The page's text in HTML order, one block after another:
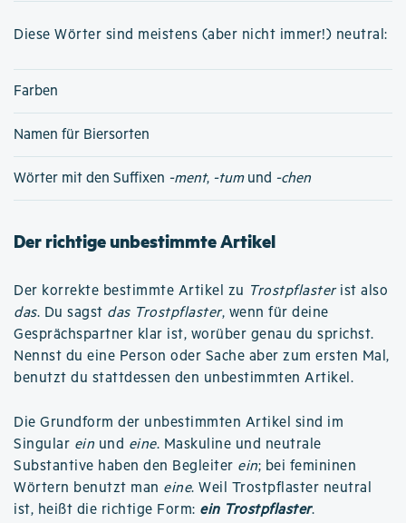
Diese Wörter sind meistens (aber nicht immer!) neutral:
Farben
Namen für Biersorten
Wörter mit den Suffixen -ment, -tumund -chen
Der richtige unbestimmte Artikel
Der korrekte bestimmte Artikel zu Trostpflasterist also
das. Du sagst das Trostpflaster, wenn für deine
Gesprächspartner klar ist, worüber genau du sprichst.
Nennst du eine Person oder Sache aber zum ersten Mal,
benutzt du stattdessen den unbestimmten Artikel.
Die Grundform der unbestimmten Artikel sind im
Singular ein und eine. Maskuline und neutrale
Substantive haben den Begleiter ein; bei femininen
Wörtern benutzt man eine. Weil Trostpflaster neutral
ist, heißt die richtige Form: ein Trostpflaster.